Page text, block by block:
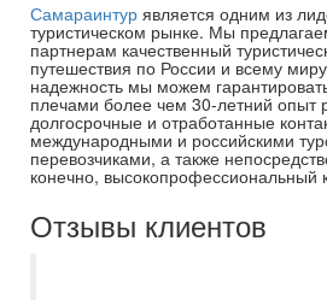
Самараинтур является одним из
туристическом рынке. Мы
партнерам качественный
путешествия по России и всему
надежность мы можем
плечами более чем 30-летний опыт
долгосрочные и отработанные
международными и российскими
перевозчиками, а также
конечно, высокопрофессиональный
Отзывы клиентов